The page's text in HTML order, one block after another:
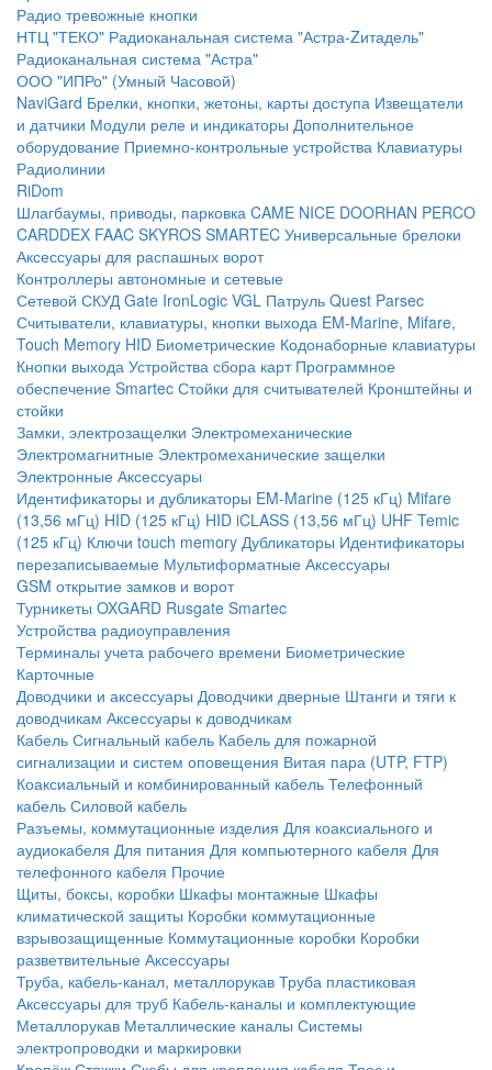
Радио тревожные кнопки
НТЦ "ТЕКО" Радиоканальная система "Астра-Zитадель"
Радиоканальная система "Астра"
ООО "ИПРо" (Умный Часовой)
NaviGard Брелки, кнопки, жетоны, карты доступа Извещатели
и датчики Модули реле и индикаторы Дополнительное
оборудование Приемно-контрольные устройства Клавиатуры
Радиолинии
RiDom
Шлагбаумы, приводы, парковка CAME NICE DOORHAN PERCO
CARDDEX FAAC SKYROS SMARTEC Универсальные брелоки
Аксессуары для распашных ворот
Контроллеры автономные и сетевые
Сетевой СКУД Gate IronLogic VGL Патруль Quest Parsec
Считыватели, клавиатуры, кнопки выхода EM-Marine, Mifare,
Touch Memory HID Биометрические Кодонаборные клавиатуры
Кнопки выхода Устройства сбора карт Программное
обеспечение Smartec Стойки для считывателей Кронштейны и
стойки
Замки, электрозащелки Электромеханические
Электромагнитные Электромеханические защелки
Электронные Аксессуары
Идентификаторы и дубликаторы EM-Marine (125 кГц) Mifare
(13,56 мГц) HID (125 кГц) HID iCLASS (13,56 мГц) UHF Temic
(125 кГц) Ключи touch memory Дубликаторы Идентификаторы
перезаписываемые Мультиформатные Аксессуары
GSM открытие замков и ворот
Турникеты OXGARD Rusgate Smartec
Устройства радиоуправления
Терминалы учета рабочего времени Биометрические
Карточные
Доводчики и аксессуары Доводчики дверные Штанги и тяги к
доводчикам Аксессуары к доводчикам
Кабель Сигнальный кабель Кабель для пожарной
сигнализации и систем оповещения Витая пара (UTP, FTP)
Коаксиальный и комбинированный кабель Телефонный
кабель Силовой кабель
Разъемы, коммутационные изделия Для коаксиального и
аудиокабеля Для питания Для компьютерного кабеля Для
телефонного кабеля Прочие
Щиты, боксы, коробки Шкафы монтажные Шкафы
климатической защиты Коробки коммутационные
взрывозащищенные Коммутационные коробки Коробки
разветвительные Аксессуары
Труба, кабель-канал, металлорукав Труба пластиковая
Аксессуары для труб Кабель-каналы и комплектующие
Металлорукав Металлические каналы Системы
электропроводки и маркировки